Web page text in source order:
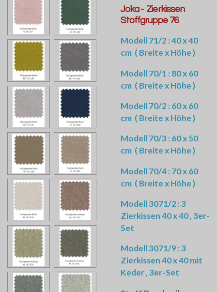
Joka - Zierkissen
Stoffgruppe 76
Modell 71/2 : 40 x 40
cm ( Breite x Höhe )
Modell 70/1 : 80 x 60
cm ( Breite x Höhe )
Modell 70/2 : 60 x 60
cm ( Breite x Höhe )
Modell 70/3 : 60 x 50
cm ( Breite x Höhe )
Modell 70/4 : 70 x 60
cm ( Breite x Höhe )
Modell 3071/2 : 3
Zierkissen 40 x 40 , 3er-
Set
Modell 3071/9 : 3
Zierkissen 40 x 40 mit
Keder , 3er-Set